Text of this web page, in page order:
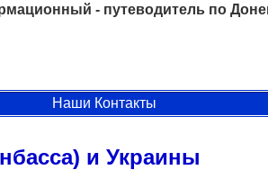
- путеводитель по
Наши Контакты
и Украины